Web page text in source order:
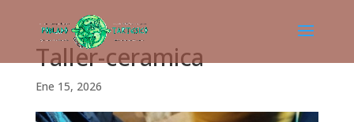
Taller-ceramica
Ene 15, 2026